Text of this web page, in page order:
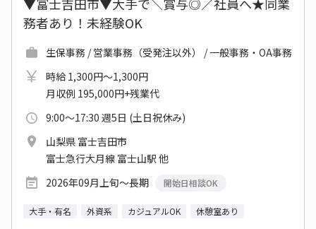
務者あり！未経験OK
生保事務 / 営業事務（受発注以外） / 一般事務・OA事務
時給 1,300円～1,300円
月収例 195,000円+残業代
9:00～17:30 週5日 (土日祝休み)
山梨県 富士吉田市
富士急行大月線 富士山駅 他
2026年09月上旬～長期
開始日相談OK
大手・有名 外資系 カジュアルOK 休憩室あり